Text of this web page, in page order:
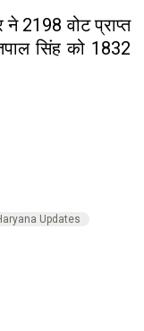
2198 वोट प्राप्त
सिंह को 1832
Updates